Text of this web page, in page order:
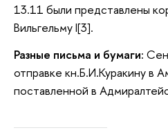
13.11 были представлены
Вильгельму I[3].
Разные письма и бумаги:
отправке кн.Б.И.Куракину в
поставленной в